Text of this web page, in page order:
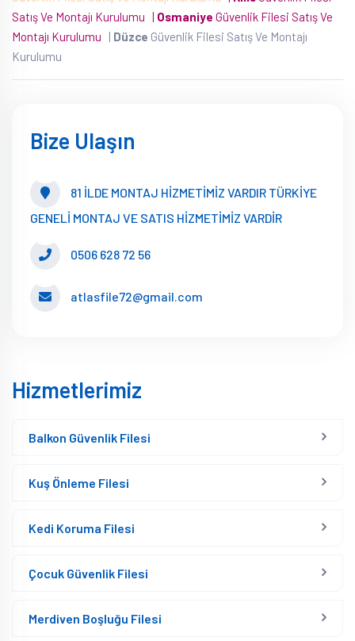
Satış Ve Montajı Kurulumu
Osmaniye Güvenlik Filesi Satış Ve
Montajı Kurulumu
Düzce Güvenlik Filesi Satış Ve Montajı
Kurulumu
Bize Ulaşın
81 İLDE MONTAJ HİZMETİMİZ VARDIR TÜRKİYE
GENELİ MONTAJ VE SATIS HİZMETİMİZ VARDİR
0506 628 72 56
atlasfile72@gmail.com
Hizmetlerimiz
Balkon Güvenlik Filesi
Kuş Önleme Filesi
Kedi Koruma Filesi
Çocuk Güvenlik Filesi
Merdiven Boşluğu Filesi